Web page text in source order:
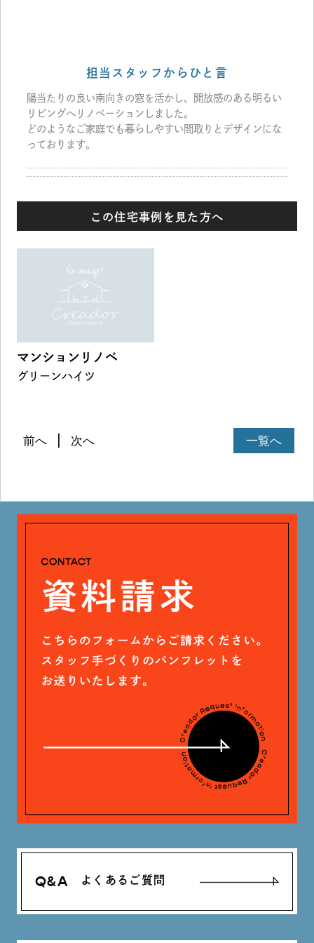
担当スタッフからひと言
陽当たりの良い南向きの窓を活かし、開放感のある明るい
リビングへリノベーションしました。
どのようなご家庭でも暮らしやすい間取りとデザインにな
っております。
この住宅事例を見た方へ
マンションリノベ
グリーンハイツ
一覧へ
前へ 次へ
Q&A よくあるご質問